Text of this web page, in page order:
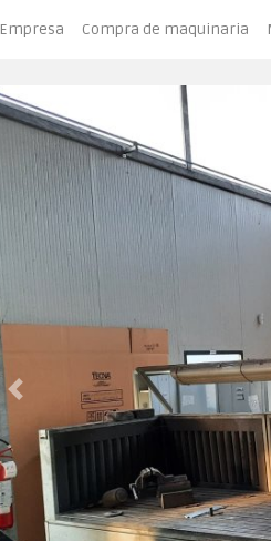
Empresa Compra de maquinaria
Previous